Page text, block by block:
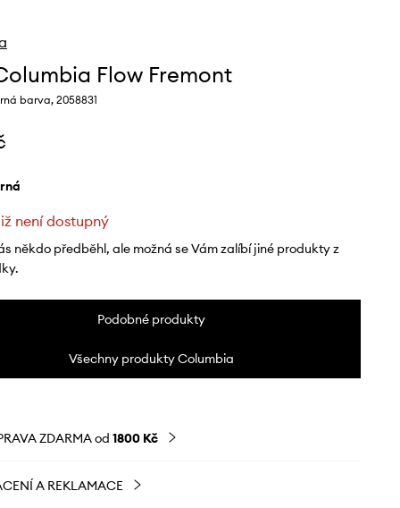
Flow Fremont
barva, 2058831
není dostupný
někdo předběhl, ale možná se Vám zalíbí jiné produkty z
Podobné produkty
Všechny produkty Columbia
ZDARMA od 1800 Kč
A REKLAMACE